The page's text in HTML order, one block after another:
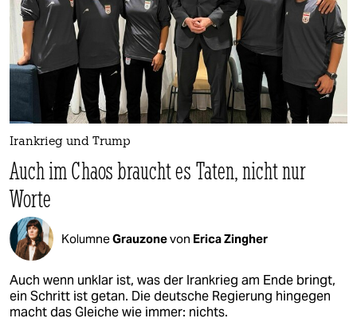
Irankrieg und Trump
Auch im Chaos braucht es Taten, nicht nur
Worte
KolumneGrauzonevon Erica Zingher
Auch wenn unklar ist, was der Irankrieg am Ende bringt,
ein Schritt ist getan. Die deutsche Regierung hingegen
macht das Gleiche wie immer: nichts.